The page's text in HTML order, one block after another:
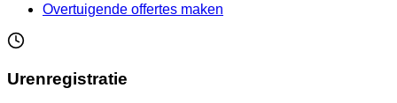
Overtuigende offertes maken
Urenregistratie